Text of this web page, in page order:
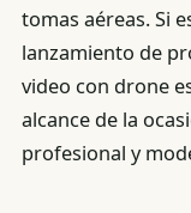
tomas aéreas. Si
lanzamiento de
video con drone
alcance de la
profesional y